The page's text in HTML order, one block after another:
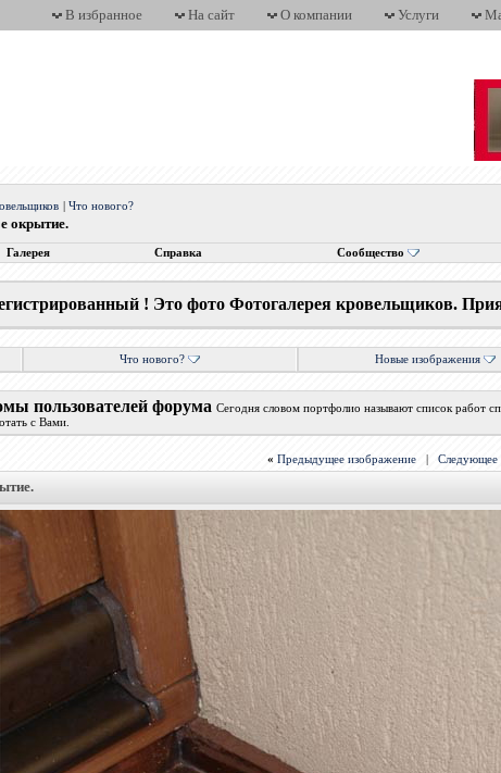
В избранное На сайт О компании Услуги
|Что нового?
окрытие.
Галерея Справка Сообщество
! Это фото Фотогалерея кровельщиков.
Что нового? Новые изображения
пользователей форума Сегодня словом портфолио называют список работ
с Вами.
« Предыдущее изображение |Следующее